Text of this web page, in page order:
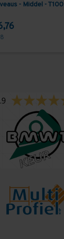
- Middel - T100